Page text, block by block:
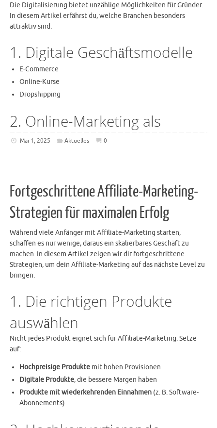
Die Digitalisierung bietet unzählige Möglichkeiten für Gründer.
In diesem Artikel erfährst du, welche Branchen besonders
attraktiv sind.
1. Digitale Geschäftsmodelle
E-Commerce
Online-Kurse
Dropshipping
2. Online-Marketing als
Mai 1, 2025 Aktuelles 0
Fortgeschrittene Affiliate-Marketing-
Strategien für maximalen Erfolg
Während viele Anfänger mit Affiliate-Marketing starten,
schaffen es nur wenige, daraus ein skalierbares Geschäft zu
machen. In diesem Artikel zeigen wir dir fortgeschrittene
Strategien, um dein Affiliate-Marketing auf das nächste Level zu
bringen.
1. Die richtigen Produkte
auswählen
Nicht jedes Produkt eignet sich für Affiliate-Marketing. Setze
auf:
Hochpreisige Produkte mit hohen Provisionen
Digitale Produkte, die bessere Margen haben
Produkte mit wiederkehrenden Einnahmen (z. B. Software-
Abonnements)